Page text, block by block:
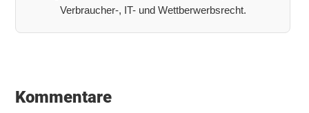
Verbraucher-, IT- und Wettberwerbsrecht.
Interaktionen
Kommentare